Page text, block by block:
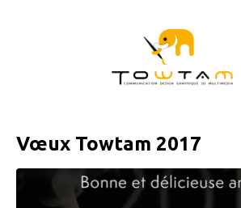
Vœux Towtam 2017